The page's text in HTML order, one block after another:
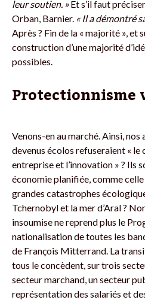
leur soutien. »Et s’il faut
Orban, Barnier. « Il a démontré
Après ? Fin de la « majorité », et
construction d’une majorité
possibles.
Protectionnisme
Venons-en au marché. Ainsi,
devenus écolos refuseraient « le
entreprise et l’innovation » ? Ils
économie planifiée, comme
grandes catastrophes
Tchernobyl et la mer d’Aral ?
insoumise ne reprend plus le
nationalisation de toutes les
de François Mitterrand. La
tous le concèdent, sur trois
secteur marchand, un secteur
représentation des salariés et